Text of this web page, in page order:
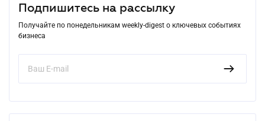
Подпишитесь на рассылку
Получайте по понедельникам weekly-digest о ключевых событиях
бизнеса